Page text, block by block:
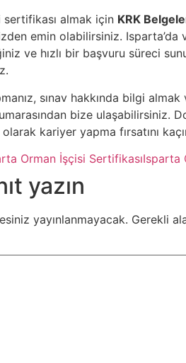
sertifikası almak için KRK
emin olabilirsiniz. Isparta’da
ve hızlı bir başvuru süreci
sınav hakkında bilgi
bize ulaşabilirsiniz.
kariyer yapma fırsatını
Orman İşçisi SertifikasıIsparta
yazın
yayınlanmayacak. Gerekli